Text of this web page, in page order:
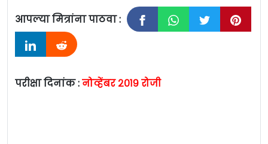
आपल्या मित्रांना पाठवा :
परीक्षा दिनांक :नोव्हेंबर २०१९ रोजी